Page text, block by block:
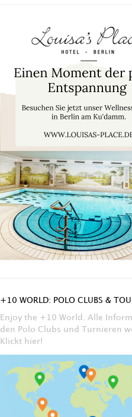
+10 WORLD: POLO CLUBS &
Enjoy the +10 World. Alle
den Polo Clubs und Turnieren
Klickt hier!